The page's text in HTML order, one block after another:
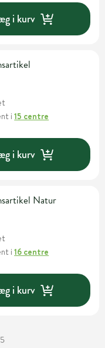
i kurv
i15 centre
i kurv
Natur
i16 centre
i kurv